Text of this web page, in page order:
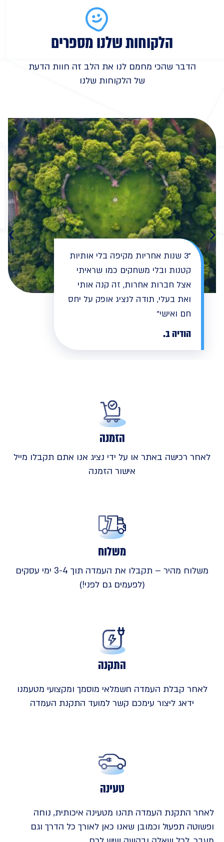
הלקוחות שלנו מספרים
הדבר שהכי מחמם לנו את הלב זה חוות הדעת
של הלקוחות שלנו
"3 שנות אחריות מקיפה בלי אותיות
קטנות ובלי משחקים כמו שראיתי
אצל חברות אחרות, זה קנה אותי
ואת בעלי, תודה לנציג אופק על יחס
חם ואישי"
הודיה ב.
הזמנה
לאחר רכישה באתר או על ידי נציג אנו אתם תקבלו מייל
אישור הזמנה
משלוח
משלוח מהיר – תקבלו את העמדה תוך 3-4 ימי עסקים
(לפעמים גם לפני!)
התקנה
לאחר קבלת העמדה חשמלאי מוסמך ומקצועי מטעמנו
ידאג ליצור עימכם קשר למועד התקנת העמדה
טעינה
לאחר התקנת העמדה תהנו מטעינה איכותית, נוחה
ופשוטה תפעול וכמובן שאנו כאן לאורך כל הדרך וגם